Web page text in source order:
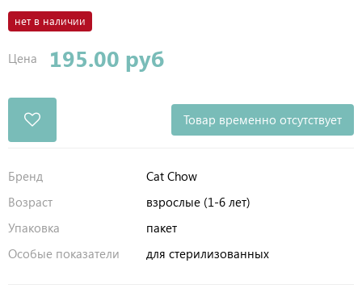
нет в наличии
Цена 195.00 руб
Товар временно отсутствует
Бренд
Cat Chow
Возраст
взрослые (1-6 лет)
Упаковка
пакет
Особые показатели
для стерилизованных